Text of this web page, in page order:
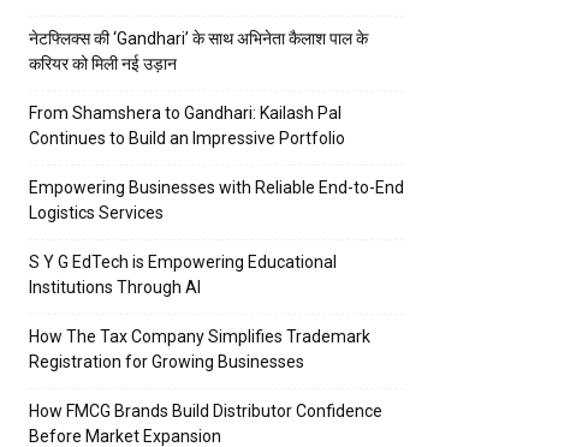
नेटफ्लिक्स की ‘Gandhari’ के साथ अभिनेता कैलाश पाल के
करियर को मिली नई उड़ान
From Shamshera to Gandhari: Kailash Pal
Continues to Build an Impressive Portfolio
Empowering Businesses with Reliable End-to-End
Logistics Services
S Y G EdTech is Empowering Educational
Institutions Through AI
How The Tax Company Simplifies Trademark
Registration for Growing Businesses
How FMCG Brands Build Distributor Confidence
Before Market Expansion